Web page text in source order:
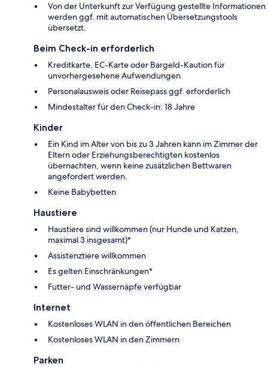
Von der Unterkunft zur Verfügung gestellte Informationen
werden ggf. mit automatischen Übersetzungstools
übersetzt.
Beim Check-in erforderlich
Kreditkarte, EC-Karte oder Bargeld-Kaution für
unvorhergesehene Aufwendungen
Personalausweis oder Reisepass ggf. erforderlich
Mindestalter für den Check-in: 18 Jahre
Kinder
Ein Kind im Alter von bis zu 3 Jahren kann im Zimmer der
Eltern oder Erziehungsberechtigten kostenlos
übernachten, wenn keine zusätzlichen Bettwaren
angefordert werden.
Keine Babybetten
Haustiere
Haustiere sind willkommen (nur Hunde und Katzen,
maximal 3 insgesamt)*
Assistenztiere willkommen
Es gelten Einschränkungen*
Futter- und Wassernäpfe verfügbar
Internet
Kostenloses WLAN in den öffentlichen Bereichen
Kostenloses WLAN in den Zimmern
Parken